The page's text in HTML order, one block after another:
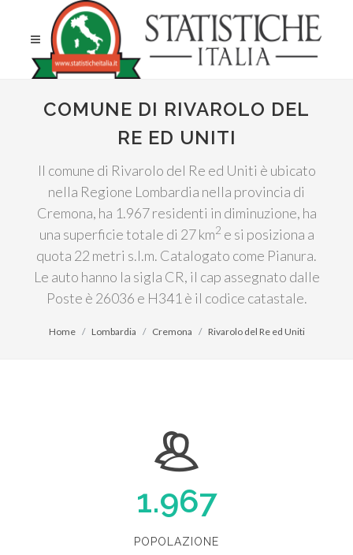
COMUNE DI RIVAROLO DEL
RE ED UNITI
Il comune di Rivarolo del Re ed Uniti è ubicato
nella Regione Lombardia nella provincia di
Cremona, ha 1.967 residenti in diminuzione, ha
una superficie totale di 27 km2 e si posiziona a
quota 22 metri s.l.m. Catalogato come Pianura.
Le auto hanno la sigla CR, il cap assegnato dalle
Poste è 26036 e H341 è il codice catastale.
Home Lombardia Cremona Rivarolo del Re ed Uniti
1.967
POPOLAZIONE